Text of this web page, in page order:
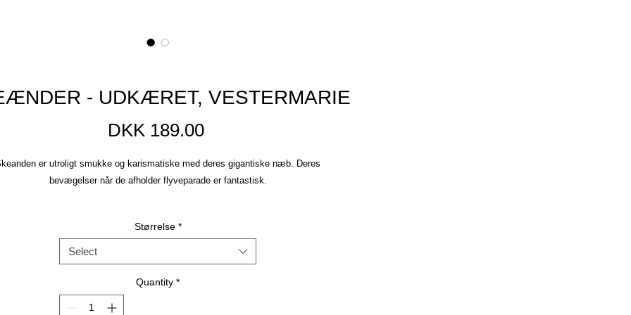
- UDKÆRET, VESTERMARIE
DKK 189.00Price
er utroligt smukke og karismatiske med deres gigantiske næb. Deres
bevægelser når de afholder flyveparade er fantastisk.
Plakaterne er trykt på kraftigt kvalitetspapir med høj UV resistens, så de ikke
afbleget i sollys. Jeg benytter et FSC® certificeret trykkeri. læs mere om
hvad det betyder for miljøet her.
Prisen er inklusiv forsendelse.
Størrelse *
Select
Quantity *